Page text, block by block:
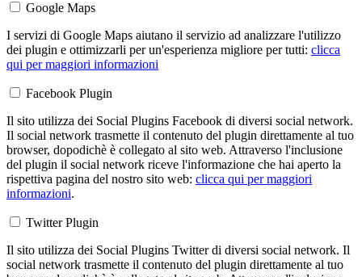
Google Maps
I servizi di Google Maps aiutano il servizio ad analizzare l'utilizzo
dei plugin e ottimizzarli per un'esperienza migliore per tutti: clicca
qui per maggiori informazioni
Facebook Plugin
Il sito utilizza dei Social Plugins Facebook di diversi social network.
Il social network trasmette il contenuto del plugin direttamente al tuo
browser, dopodichè è collegato al sito web. Attraverso l'inclusione
del plugin il social network riceve l'informazione che hai aperto la
rispettiva pagina del nostro sito web: clicca qui per maggiori
informazioni.
Twitter Plugin
Il sito utilizza dei Social Plugins Twitter di diversi social network. Il
social network trasmette il contenuto del plugin direttamente al tuo